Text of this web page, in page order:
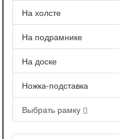
На холсте
На подрамнике
На доске
Ножка-подставка
Выбрать рамку